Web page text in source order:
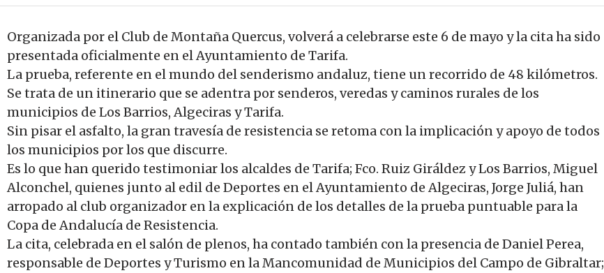
Organizada por el Club de Montaña Quercus, volverá a celebrarse este 6 de mayo y la cita ha sido
presentada oficialmente en el Ayuntamiento de Tarifa.
La prueba, referente en el mundo del senderismo andaluz, tiene un recorrido de 48 kilómetros.
Se trata de un itinerario que se adentra por senderos, veredas y caminos rurales de los
municipios de Los Barrios, Algeciras y Tarifa.
Sin pisar el asfalto, la gran travesía de resistencia se retoma con la implicación y apoyo de todos
los municipios por los que discurre.
Es lo que han querido testimoniar los alcaldes de Tarifa; Fco. Ruiz Giráldez y Los Barrios, Miguel
Alconchel, quienes junto al edil de Deportes en el Ayuntamiento de Algeciras, Jorge Juliá, han
arropado al club organizador en la explicación de los detalles de la prueba puntuable para la
Copa de Andalucía de Resistencia.
La cita, celebrada en el salón de plenos, ha contado también con la presencia de Daniel Perea,
responsable de Deportes y Turismo en la Mancomunidad de Municipios del Campo de Gibraltar;